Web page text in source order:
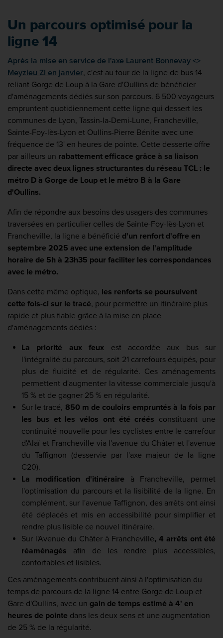
Un parcours optimisé pour la
ligne 14
Après la mise en service de l'axe Laurent Bonnevay <>
Meyzieu ZI en janvier, c'est au tour de la ligne de bus 14
reliant Gorge de Loup à la Gare d'Oullins de bénéficier
d'aménagements dédiés sur son parcours. 6 500 voyageurs
empruntent quotidiennement cette ligne qui dessert les
communes de Lyon, Tassin-la-Demi-Lune, Francheville,
Sainte-Foy-lès-Lyon et Oullins-Pierre Bénite avec une
fréquence de 13' en heures de pointe. Cette desserte offre
par ailleurs un rabattement efficace grâce à sa liaison
directe avec deux lignes structurantes du réseau TCL : le
métro D à Gorge de Loup et le métro B à la Gare
d'Oullins.
Afin de répondre aux besoins des usagers des communes
traversées en particulier celles de Sainte-Foy-lès-Lyon et
Francheville, la ligne a bénéficié d'un renfort d'offre en
septembre 2025 avec une extension de l'amplitude
horaire de 5h à 23h35 pour faciliter les correspondances
avec le métro.
Dans cette même optique, les renforts se poursuivent
cette fois-ci sur le tracé, pour permettre un itinéraire plus
rapide et plus fiable grâce à la mise en place
d'aménagements dédiés :
La priorité aux feux est accordée aux bus sur
l'intégralité du parcours, soit 21 carrefours équipés, pour
plus de fluidité et de régularité. Ces aménagements
permettent d'augmenter la vitesse commerciale jusqu'à
15 % et de gagner 25 % en régularité.
Sur le tracé, 850 m de couloirs empruntés à la fois par
les bus et les vélos ont été créés constituant une
continuité nouvelle pour les cyclistes entre le carrefour
d'Alaï et Francheville via l'avenue du Châter et l'avenue
du Taffignon (desservie par l'axe majeur de la ligne
C20).
La modification d'itinéraire à Francheville, permet
l'optimisation du parcours et la lisibilité de la ligne. En
complément, sur l'avenue Taffignon, des arrêts ont ainsi
été déplacés et mis en accessibilité pour simplifier et
rendre plus lisible ce nouvel itinéraire.
Sur l'Avenue du Châter à Francheville, 4 arrêts ont été
réaménagés afin de les rendre plus accessibles,
confortables et lisibles.
Ces aménagements contribuent ainsi à l'optimisation du
temps de parcours de la ligne 14 entre Gorge de Loup et
Gare d'Oullins, avec un gain de temps estimé à 4' en
heures de pointe dans les deux sens et une augmentation
de 25 % de la régularité.